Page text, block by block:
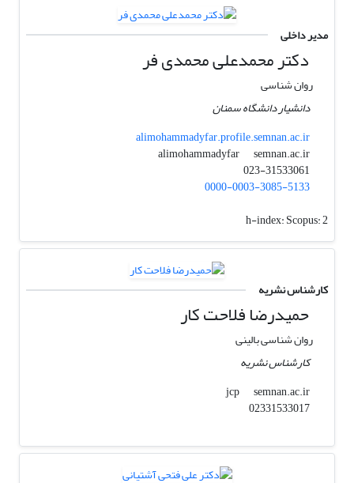
مدیر داخلی
دکتر محمدعلی محمدی فر
روان شناسی
دانشیار دانشگاه سمنان
alimohammadyfar.profile.semnan.ac.ir
alimohammadyfar
semnan.ac.ir
0000-0003-3085-5133
h-index:Scopus: 2
کارشناس نشریه
حمیدرضا فلاحت کار
روان شناسی بالینی
کارشناس نشریه
jcp
semnan.ac.ir
02331533017